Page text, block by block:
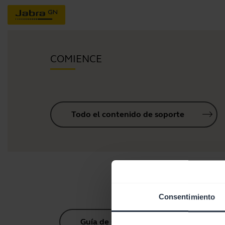
Consentimiento
COMIENCE
Todo el contenido de soporte
Guía de sincronización Bluetooth